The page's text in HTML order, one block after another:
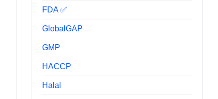
FDA ✅
GlobalGAP
GMP
HACCP
Halal